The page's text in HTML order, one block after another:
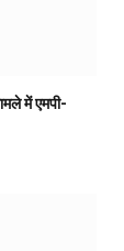
में एमपी-